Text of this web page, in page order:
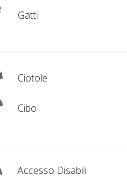
Gatti
Ciotole
Cibo
Accesso Disabili